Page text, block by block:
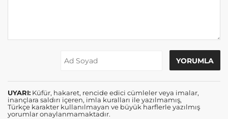
UYARI: Küfür, hakaret, rencide edici cümleler veya imalar,
inançlara saldırı içeren, imla kuralları ile yazılmamış,
Türkçe karakter kullanılmayan ve büyük harflerle yazılmış
yorumlar onaylanmamaktadır.